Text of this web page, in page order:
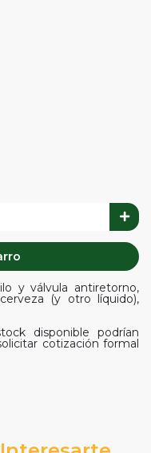
y válvula antiretorno,
(y otro líquido),
disponible podrían
cotización formal